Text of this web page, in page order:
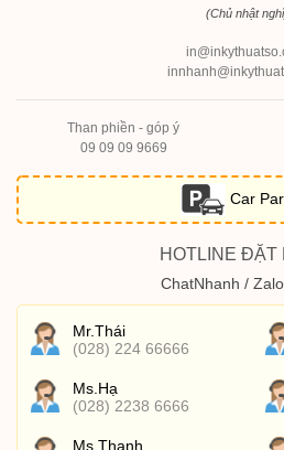
(Chủ nhật
Than phiền - góp ý
09 09 09 9669
Car
HOTLINE ĐẶT
ChatNhanh /
Mr.Thái
(028) 224 66666
Ms.Hạ
(028) 2238 6666
Ms.Thanh